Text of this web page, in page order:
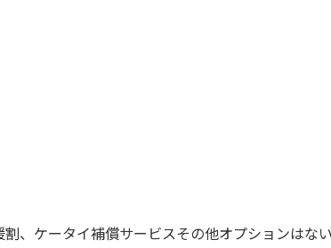
、ケータイ補償サービスその他オプションはな